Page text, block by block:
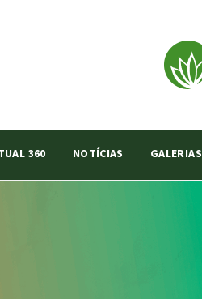
360 NOTÍCIAS GALERIAS